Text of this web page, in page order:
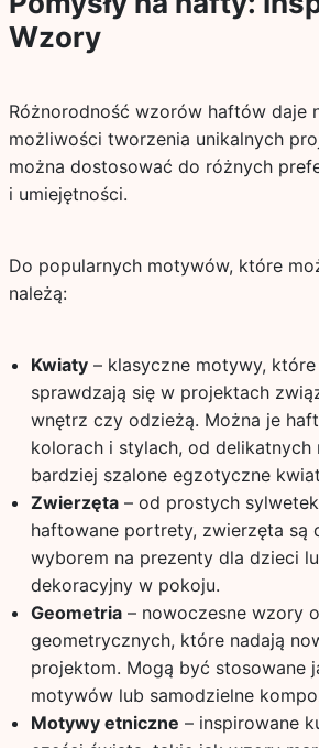
Wzory
Różnorodność wzorów haftów daje
możliwości tworzenia unikalnych
można dostosować do różnych
i umiejętności.
Do popularnych motywów, które
należą:
Kwiaty– klasyczne motywy, które
sprawdzają się w projektach
wnętrz czy odzieżą. Można je
kolorach i stylach, od
bardziej szalone egzotyczne
Zwierzęta– od prostych
haftowane portrety, zwierzęta są
wyborem na prezenty dla dzieci
dekoracyjny w pokoju.
Geometria– nowoczesne wzory
geometrycznych, które nadają
projektom. Mogą być stosowane
motywów lub samodzielne
Motywy etniczne – inspirowane